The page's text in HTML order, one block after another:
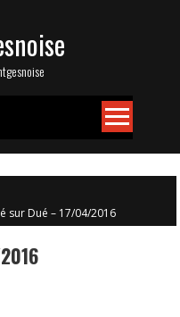
sur Dué – 17/04/2016